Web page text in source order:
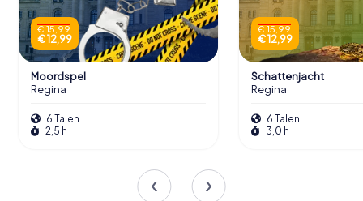
€ 15,99
€ 12,99
Moordspel
Regina
6 Talen
2,5 h
€ 15,99
€ 12,99
Schattenjacht
Regina
6 Talen
3,0 h